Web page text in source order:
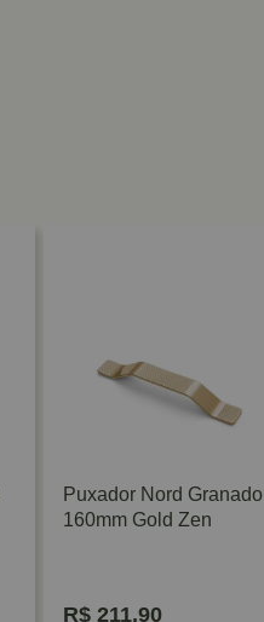
Puxador Nord Granado
160mm Gold Zen
R$211,90